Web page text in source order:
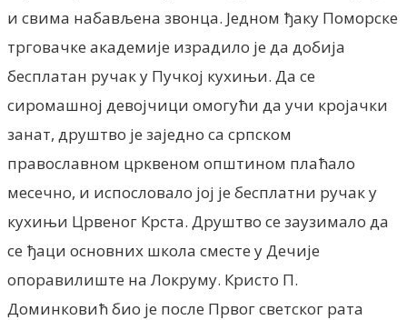
и свима набављена звонца. Једном ђаку Поморске
трговачке академиjе израдило jе да добиjа
бесплатан ручак у Пучкоj кухињи. Да се
сиромашноj девоjчици омогући да учи кроjачки
занат, друштво jе заjедно са српском
православном црквеном општином плаћало
месечно, и испословало jоj jе бесплатни ручак у
кухињи Црвеног Крста. Друштво се заузимало да
се ђаци основних школа сместе у Дечиjе
опоравилиште на Локруму. Кристо П.
Доминковић био jе после Првог светског рата